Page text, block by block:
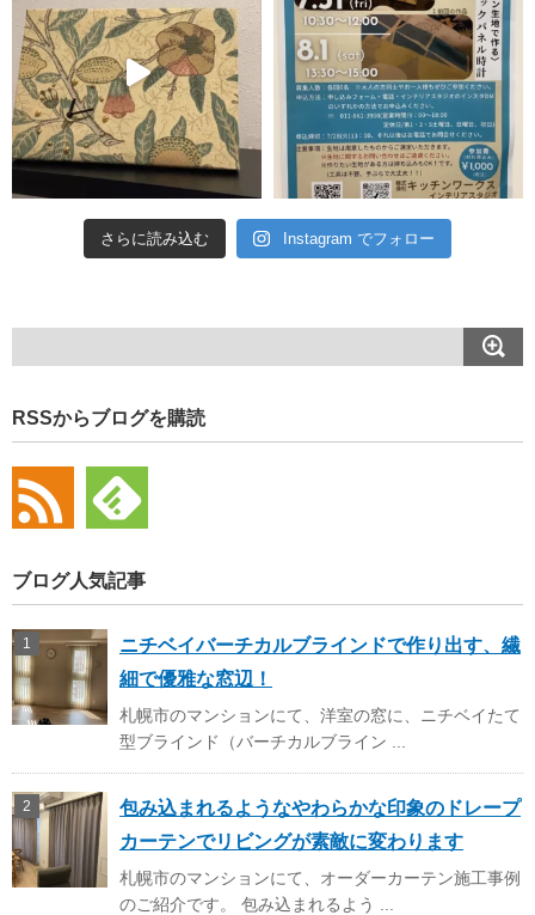
さらに読み込む Instagram でフォロー
RSSからブログを購読
ブログ人気記事
ニチベイバーチカルブラインドで作り出す、繊
細で優雅な窓辺！
札幌市のマンションにて、洋室の窓に、ニチベイたて
型ブラインド（バーチカルブライン ...
包み込まれるようなやわらかな印象のドレープ
カーテンでリビングが素敵に変わります
札幌市のマンションにて、オーダーカーテン施工事例
のご紹介です。 包み込まれるよう ...